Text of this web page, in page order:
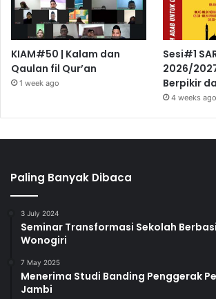
KIAM#50 | Kalam dan
Qaulan fil Qur’an
1 week ago
Sesi#1
2026/
Berpikir
4 weeks ago
Paling Banyak Dibaca
3 July 2024
Seminar Transformasi Sekolah
Wonogiri
7 May 2025
Menerima Studi Banding Penggerak
Jambi